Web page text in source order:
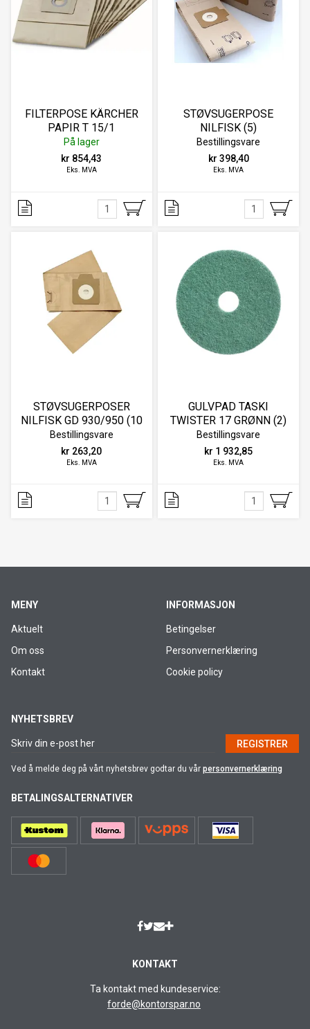
FILTERPOSE KÄRCHER
PAPIR T 15/1
På lager
kr 854,43
Eks. MVA
STØVSUGERPOSE
NILFISK (5)
Bestillingsvare
kr 398,40
Eks. MVA
STØVSUGERPOSER
NILFISK GD 930/950 (10
STK)
Bestillingsvare
kr 263,20
Eks. MVA
GULVPAD TASKI
TWISTER 17 GRØNN (2)
Bestillingsvare
kr 1 932,85
Eks. MVA
MENY
Aktuelt
Om oss
Kontakt
INFORMASJON
Betingelser
Personvernerklæring
Cookie policy
NYHETSBREV
REGISTRER
Ved å melde deg på vårt nyhetsbrev godtar du vår personvernerklæring
BETALINGSALTERNATIVER
KONTAKT
Ta kontakt med kundeservice:
forde@kontorspar.no